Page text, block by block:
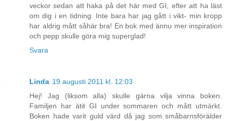
veckor sedan att haka på det här med GI, efter att ha läst
om dig i en tidning. Inte bara har jag gått i vikt- min kropp
har aldrig mått såhär bra! En bok med ännu mer inspiration
och pepp skulle göra mig superglad!
Svara
Linda 19 augusti 2011 kl. 12:03
Hej! Jag (liksom alla) skulle gärna vilja vinna boken.
Familjen har ätit GI under sommaren och mått utmärkt.
Boken hade varit guld värd då jag som småbarnsförälder